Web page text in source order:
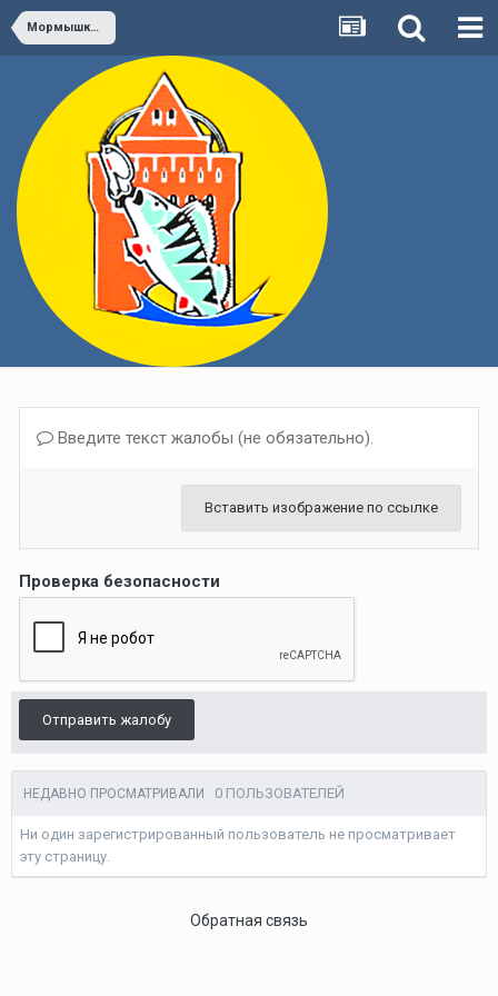
Мормышка, зимняя блесна
Введите текст жалобы (не обязательно).
Вставить изображение по ссылке
Проверка безопасности
Отправить жалобу
НЕДАВНО ПРОСМАТРИВАЛИ 0 ПОЛЬЗОВАТЕЛЕЙ
Ни один зарегистрированный пользователь не просматривает
эту страницу.
Обратная связь